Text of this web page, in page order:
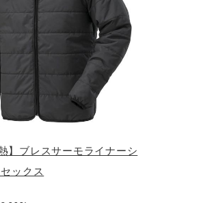
】ブレスサーモライナーシ
ックス